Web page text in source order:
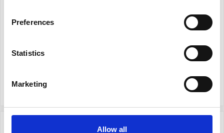
Preferences
Statistics
Marketing
Allow all
Leuchtturm Address book A6
Köp
Leuchtturm Notebook A5